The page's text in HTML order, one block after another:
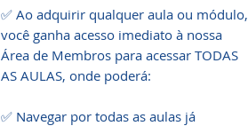
✅ Ao adquirir qualquer aula ou módulo,
você ganha acesso imediato à nossa
Área de Membros para acessar TODAS
AS AULAS, onde poderá:
✅ Navegar por todas as aulas já